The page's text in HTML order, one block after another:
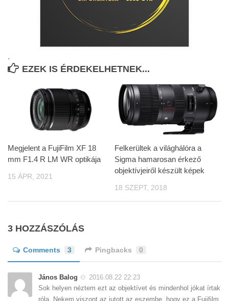
.
EZEK IS ÉRDEKELHETNEK...
Megjelent a FujiFilm XF 18
mm F1.4 R LM WR optikája
15 ÁPR, 2021
Felkerültek a világhálóra a
Sigma hamarosan érkező
objektívjeiről készült képek
18 SZEPT, 2018
3 HOZZÁSZÓLÁS
Comments 3 Pingbacks 0
János Balog
2016.08.22 22:23
Sok helyen néztem ezt az objektívet és mindenhol jókat írtak
róla. Nekem viszont az jutott az eszembe, hogy ez a Fujifilm